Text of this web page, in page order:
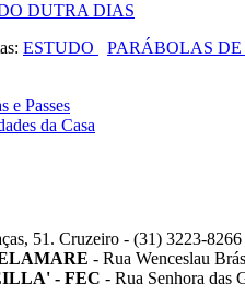
DUTRA DIAS
ESTUDO PARÁBOLAS DE
e Passes
da Casa
51. Cruzeiro - (31) 3223-8266
- Rua Wenceslau
- FEC - Rua Senhora das